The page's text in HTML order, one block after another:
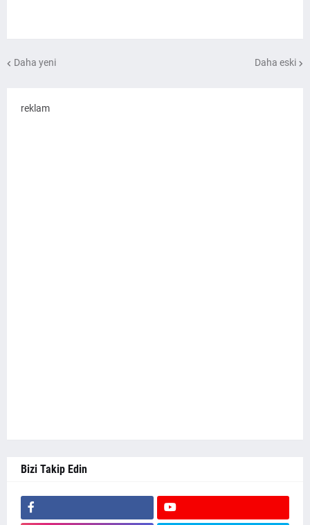
Daha yeni Daha eski
reklam
Bizi Takip Edin